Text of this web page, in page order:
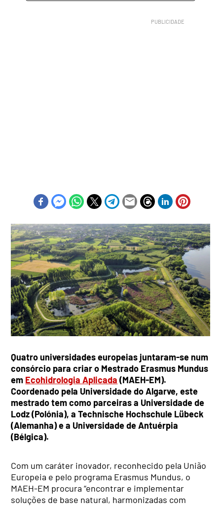
Quatro universidades europeias juntaram-se num
consórcio para criar o Mestrado Erasmus Mundus
em Ecohidrologia Aplicada (MAEH-EM).
Coordenado pela Universidade do Algarve, este
mestrado tem como parceiras a Universidade de
Lodz (Polónia), a Technische Hochschule Lübeck
(Alemanha) e a Universidade de Antuérpia
(Bélgica).
Com um caráter inovador, reconhecido pela União
Europeia e pelo programa Erasmus Mundus, o
MAEH-EM procura “encontrar e implementar
soluções de base natural, harmonizadas com